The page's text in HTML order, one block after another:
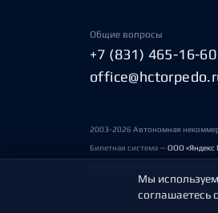
Общие вопросы
+7 (831) 465-16-60
2003-2026 Автономная
Билетная система —ООО «Яндекс
Мы
соглашаетесь